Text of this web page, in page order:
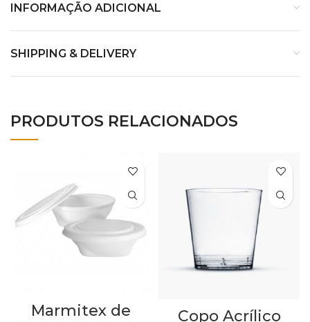
INFORMAÇÃO ADICIONAL
SHIPPING & DELIVERY
PRODUTOS RELACIONADOS
Marmitex de
Copo Acrílico